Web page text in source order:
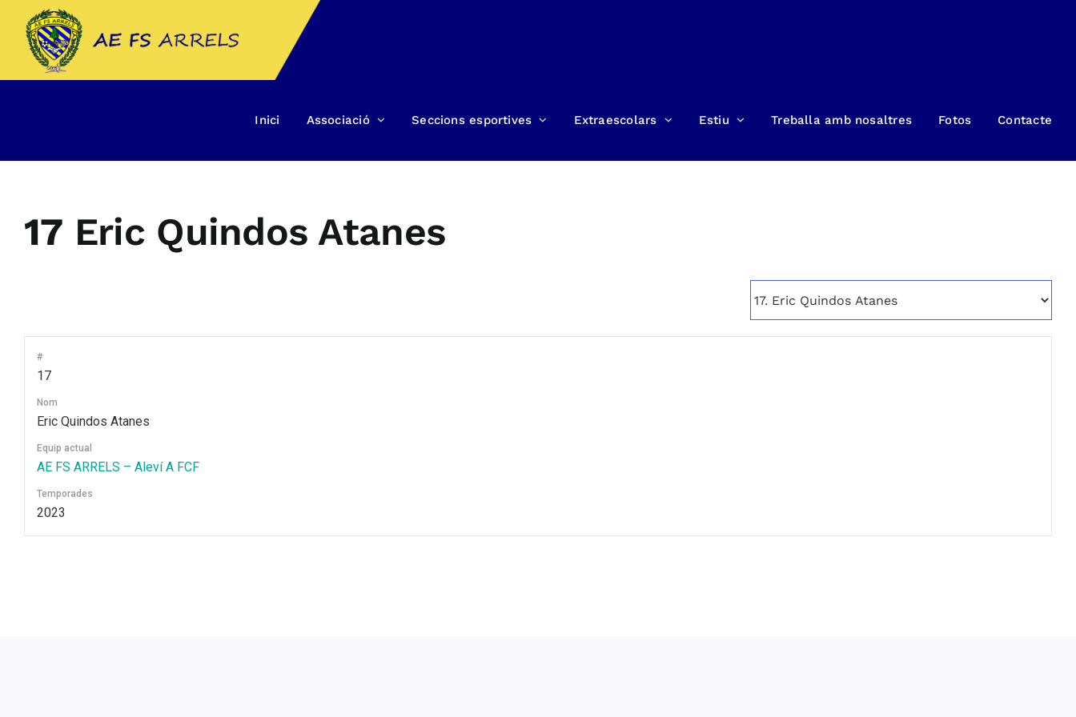
content
Inici Associació Seccions esportives Extraescolars Estiu Treballa amb nosaltres Fotos Contacte
17 Eric Quindos Atanes
#
17
Nom
Eric Quindos Atanes
Equip actual
AE FS ARRELS – Aleví A FCF
Temporades
2023